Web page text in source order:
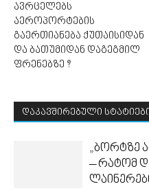
ავრცელებს
აეროპორტების
გაერთიანება ქუთაისიდან
და ბათუმიდან დაგეგმილ
ფრენებზე ?
დაკავშირებული
„ბორტზე
– რატომ